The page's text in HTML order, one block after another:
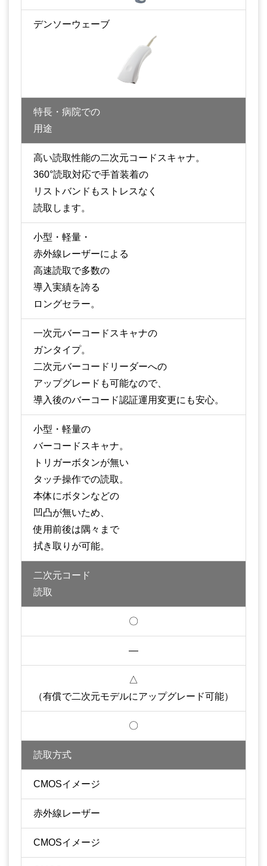
デンソーウェーブ
特長・病院での
用途
高い読取性能の二次元コードスキャナ。
360°読取対応で手首装着の
リストバンドもストレスなく
読取します。
小型・軽量・
赤外線レーザーによる
高速読取で多数の
導入実績を誇る
ロングセラー。
一次元バーコードスキャナの
ガンタイプ。
二次元バーコードリーダーへの
アップグレードも可能なので、
導入後のバーコード認証運用変更にも安心。
小型・軽量の
バーコードスキャナ。
トリガーボタンが無い
タッチ操作での読取。
本体にボタンなどの
凹凸が無いため、
使用前後は隅々まで
拭き取りが可能。
二次元コード
読取
〇
―
△
（有償で二次元モデルにアップグレード可能）
〇
読取方式
CMOSイメージ
赤外線レーザー
CMOSイメージ